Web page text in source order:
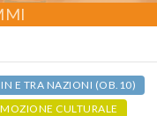
E TRA NAZIONI (OB.10)
CULTURALE